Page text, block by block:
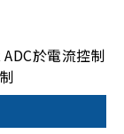
於電流控制